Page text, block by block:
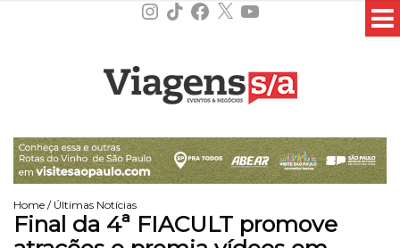
Instagram
TikTokFacebook
X YouTube
Home / Últimas Notícias
Final da 4ª FIACULT promove